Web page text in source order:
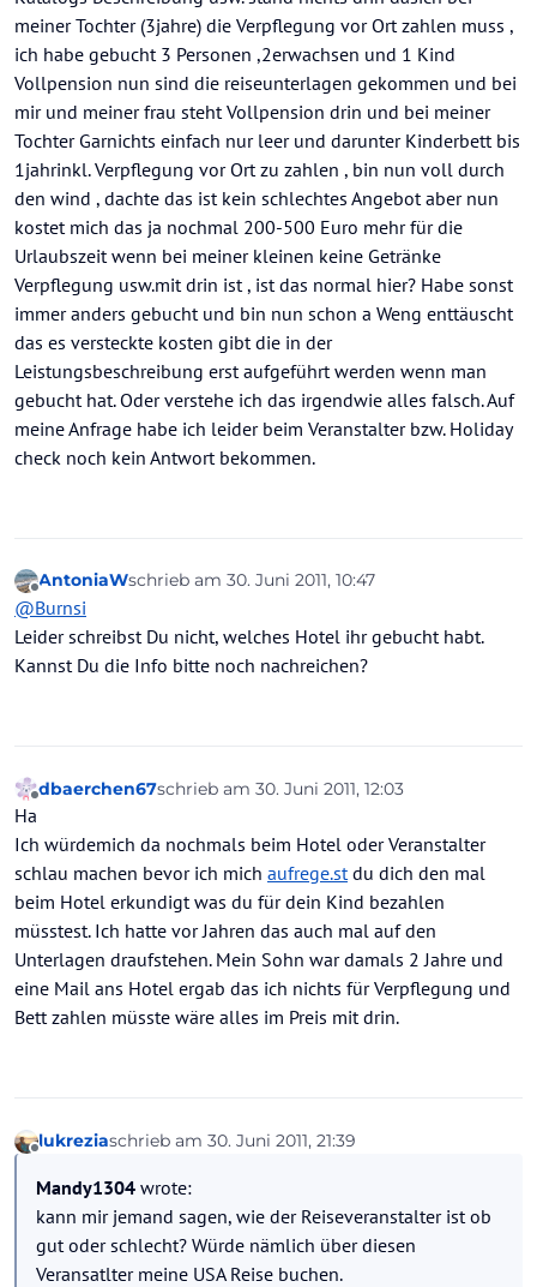
meiner Tochter (3jahre) die Verpflegung vor Ort zahlen muss ,
ich habe gebucht 3 Personen ,2erwachsen und 1 Kind
Vollpension nun sind die reiseunterlagen gekommen und bei
mir und meiner frau steht Vollpension drin und bei meiner
Tochter Garnichts einfach nur leer und darunter Kinderbett bis
1jahrinkl. Verpflegung vor Ort zu zahlen , bin nun voll durch
den wind , dachte das ist kein schlechtes Angebot aber nun
kostet mich das ja nochmal 200-500 Euro mehr für die
Urlaubszeit wenn bei meiner kleinen keine Getränke
Verpflegung usw.mit drin ist , ist das normal hier? Habe sonst
immer anders gebucht und bin nun schon a Weng enttäuscht
das es versteckte kosten gibt die in der
Leistungsbeschreibung erst aufgeführt werden wenn man
gebucht hat. Oder verstehe ich das irgendwie alles falsch. Auf
meine Anfrage habe ich leider beim Veranstalter bzw. Holiday
check noch kein Antwort bekommen.
Offline
AntoniaWschrieb am 30. Juni 2011, 10:47
zuletzt editiert von
@Burnsi
Leider schreibst Du nicht, welches Hotel ihr gebucht habt.
Kannst Du die Info bitte noch nachreichen?
Offline
dbaerchen67schrieb am 30. Juni 2011, 12:03
zuletzt editiert von
Ha
Ich würdemich da nochmals beim Hotel oder Veranstalter
schlau machen bevor ich mich aufrege.stdu dich den mal
beim Hotel erkundigt was du für dein Kind bezahlen
müsstest. Ich hatte vor Jahren das auch mal auf den
Unterlagen draufstehen. Mein Sohn war damals 2 Jahre und
eine Mail ans Hotel ergab das ich nichts für Verpflegung und
Bett zahlen müsste wäre alles im Preis mit drin.
Offline
lukreziaschrieb am 30. Juni 2011, 21:39
zuletzt editiert von
Mandy1304 wrote:
kann mir jemand sagen, wie der Reiseveranstalter ist ob
gut oder schlecht? Würde nämlich über diesen
Veransatlter meine USA Reise buchen.